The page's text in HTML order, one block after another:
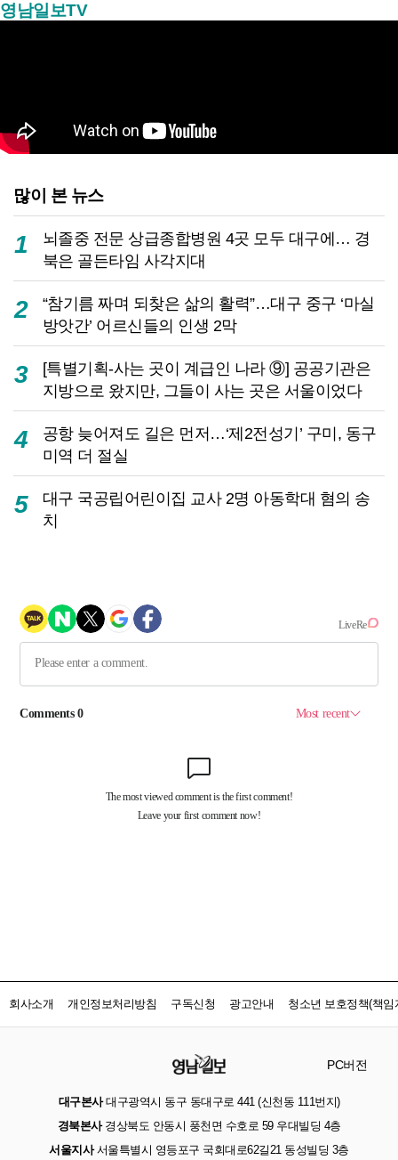
영남일보TV
많이 본 뉴스
1
뇌졸중 전문 상급종합병원 4곳 모두 대구에… 경
북은 골든타임 사각지대
2
“참기름 짜며 되찾은 삶의 활력”…대구 중구 ‘마실
방앗간’ 어르신들의 인생 2막
3
[특별기획-사는 곳이 계급인 나라 ⑨] 공공기관은
지방으로 왔지만, 그들이 사는 곳은 서울이었다
4
공항 늦어져도 길은 먼저…‘제2전성기’ 구미, 동구
미역 더 절실
5
대구 국공립어린이집 교사 2명 아동학대 혐의 송
치
회사소개 개인정보처리방침 구독신청 광고안내 청소년 보호정책(책임
PC버전
대구본사대구광역시 동구 동대구로 441 (신천동 111번지)
경북본사경상북도 안동시 풍천면 수호로 59 우대빌딩 4층
서울지사서울특별시 영등포구 국회대로62길21 동성빌딩 3층